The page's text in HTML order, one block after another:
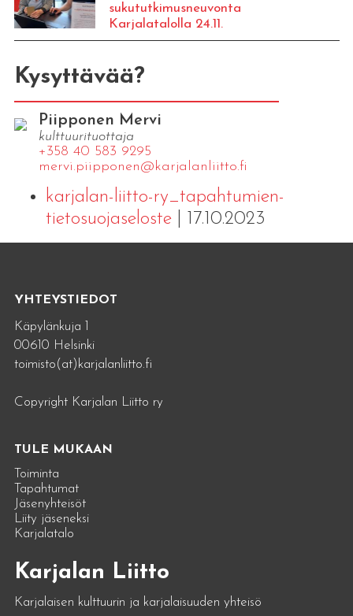
sukututkimusneuvonta
Karjalatalolla 24.11.
Kysyttävää?
Piipponen Mervi
kulttuurituottaja
+358 40 583 9295
mervi.​piipponen@​kar​jala​nlii​tto.​fi
karjalan-liitto-ry_tapahtumien-
tietosuojaseloste| 17.10.2023
YHTEYSTIEDOT
Käpylänkuja 1
00610 Helsinki
toimisto(at)karjalanliitto.fi
Copyright Karjalan Liitto ry
TULE MUKAAN
Toiminta
Tapahtumat
Jäsenyhteisöt
Liity jäseneksi
Karjalatalo
Karjalan Liitto
Karjalaisen kulttuurin ja karjalaisuuden yhteisö